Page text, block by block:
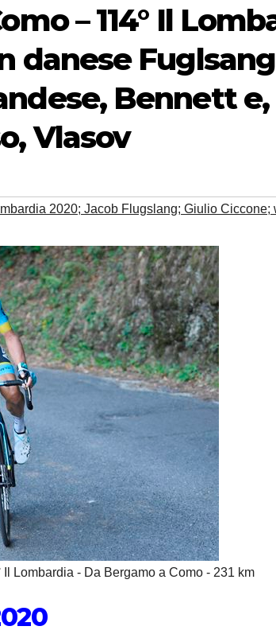
– 114° Il
danese
Bennett
Vlasov
2020; Jacob Flugslang; Giulio Ciccone;
Il Lombardia - Da Bergamo a Como - 231 km